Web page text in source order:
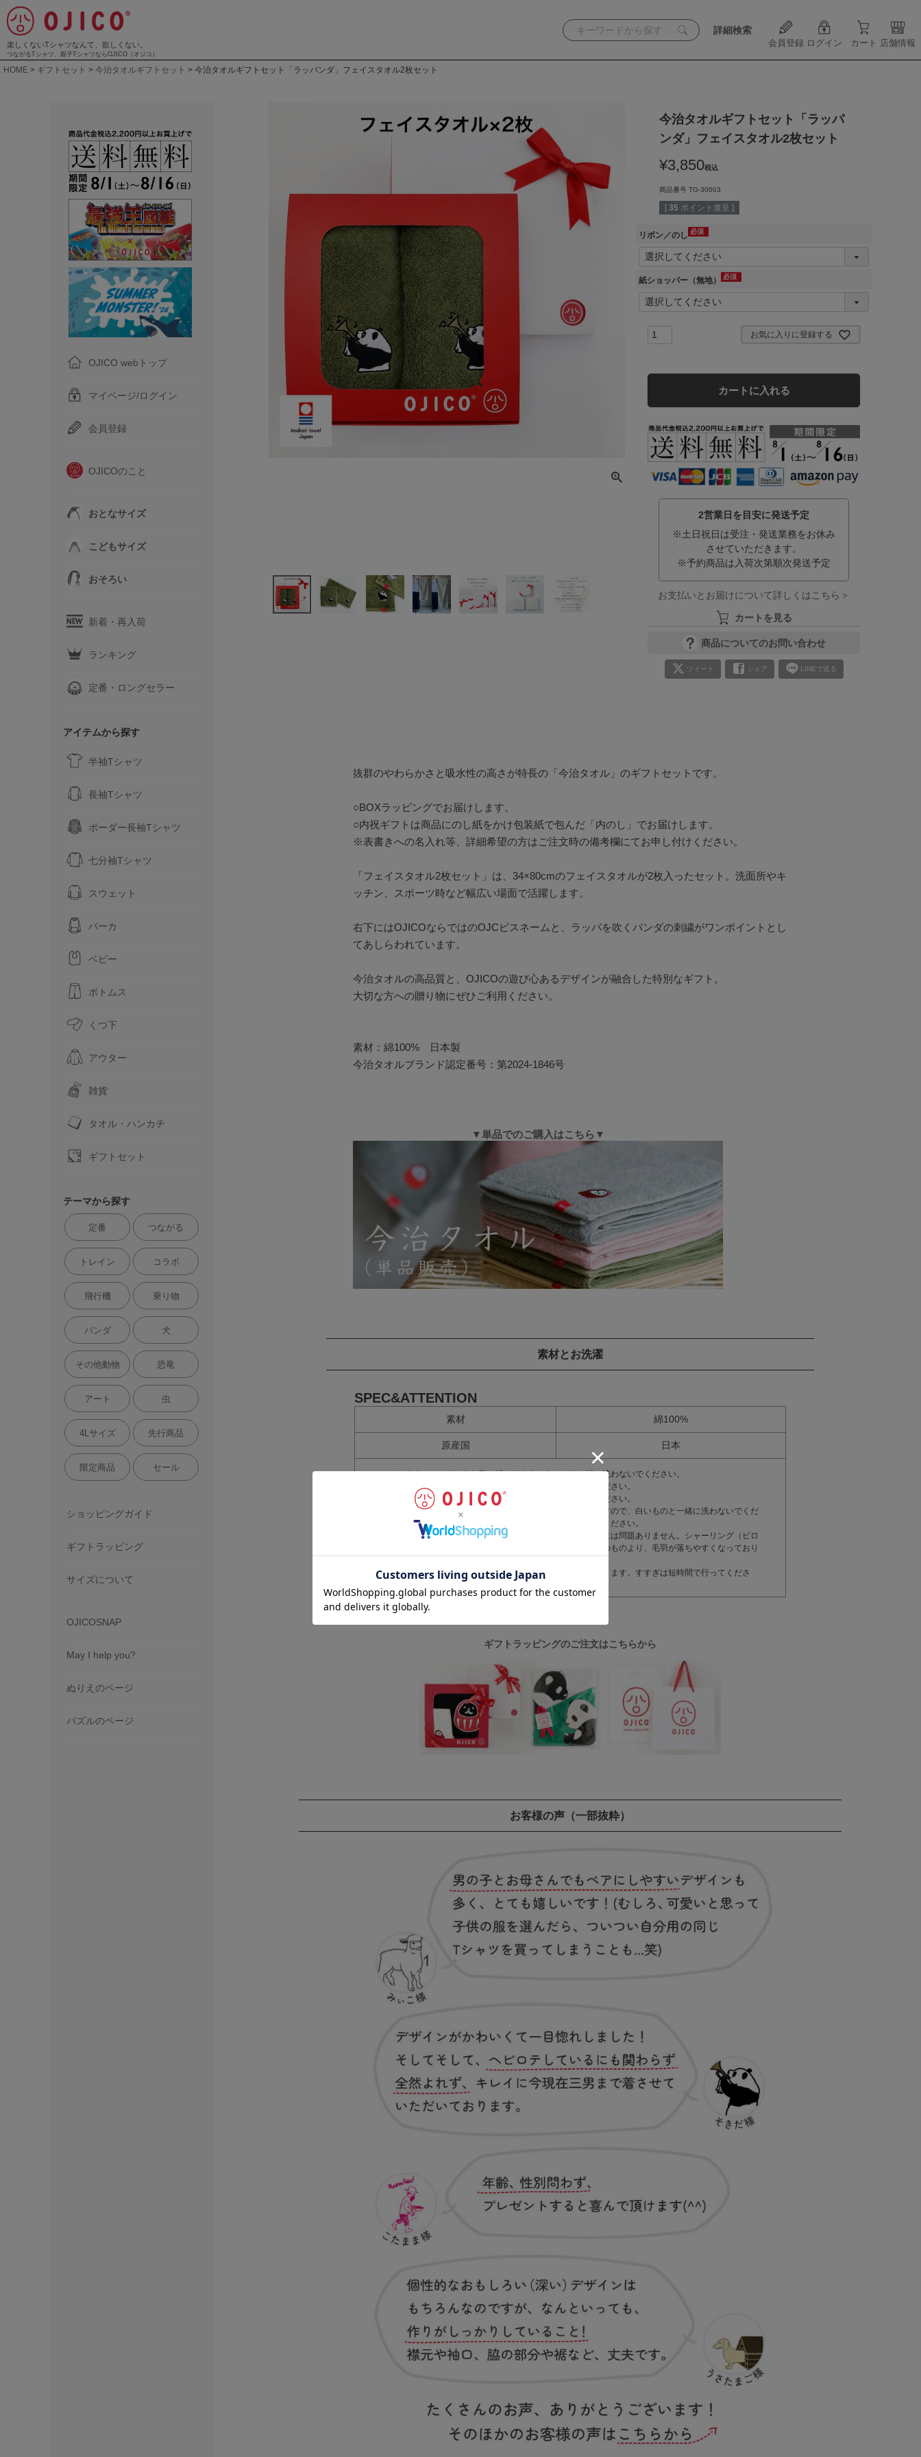
楽しくないTシャツなんて、欲しくない。
つながるTシャツ、親子TシャツならOJICO（オジコ）
詳細検索
会員登録 ログイン カート 店舗情報
HOME ギフトセット 今治タオルギフトセット 今治タオルギフトセット「ラッパンダ」フェイスタオル2枚セット
OJICO webトップ
マイページ/ログイン
会員登録
OJICOのこと
おとなサイズ
こどもサイズ
おそろい
新着・再入荷
ランキング
定番・ロングセラー
アイテムから探す
半袖Tシャツ
長袖Tシャツ
ボーダー長袖Tシャツ
七分袖Tシャツ
スウェット
パーカ
ベビー
ボトムス
くつ下
アウター
雑貨
タオル・ハンカチ
ギフトセット
テーマから探す
定番 つながる
トレイン コラボ
飛行機 乗り物
パンダ 犬
その他動物 恐竜
アート 虫
4Lサイズ 先行商品
限定商品 セール
ショッピングガイド
ギフトラッピング
サイズについて
OJICOSNAP
May I help you?
ぬりえのページ
パズルのページ
今治タオルギフトセット「ラッパ
ンダ」フェイスタオル2枚セット
¥3,850税込
商品番号 TG-30003
[ 35 ポイント進呈 ]
リボン／のし
須)
紙ショッパー（無地）
お気に入りに登録する
カートに入れる
2営業日を目安に発送予定
※土日祝日は受注・発送業務をお休み
させていただきます。
※予約商品は入荷次第順次発送予定
お支払いとお届けについて詳しくはこちら＞
カートを見る
商品についてのお問い合わせ
ツイート シェア LINEで送る
抜群のやわらかさと吸水性の高さが特長の「今治タオル」のギフトセットです。
○BOXラッピングでお届けします。
○内祝ギフトは商品にのし紙をかけ包装紙で包んだ「内のし」でお届けします。
※表書きへの名入れ等、詳細希望の方はご注文時の備考欄にてお申し付けください。
「フェイスタオル2枚セット」は、34×80cmのフェイスタオルが2枚入ったセット。洗面所やキ
ッチン、スポーツ時など幅広い場面で活躍します。
右下にはOJICOならではのOJCピスネームと、ラッパを吹くパンダの刺繍がワンポイントとし
てあしらわれています。
今治タオルの高品質と、OJICOの遊び心あるデザインが融合した特別なギフト。
大切な方への贈り物にぜひご利用ください。
素材：綿100%　日本製
今治タオルブランド認定番号：第2024-1846号
素材とお洗濯
SPEC&ATTENTION
素材 綿100%
原産国 日本
ホックやファスナーなど引っ掛かりやすいものとは一緒に洗わないでください。
パイルが引き抜けた場合は、その部分をハサミで切ってください。
初め数回のお洗濯には柔軟剤はできるだけ使用しないでください。
濃色のものやプリントされたものは、初めのうち色が出ますので、白いものと一緒に洗わないでくだ
さい。また、濡れた状態で放置せず、手早く広げて干してください。
洗濯中やご使用中に毛羽落ちすることがありますが、品質には問題ありません。シャーリング（ビロ
ード仕上げ）されたタオルや無撚糸タオルは普通のパイルのものより、毛羽が落ちやすくなっており
水道水に含まれる塩素で商品によっては変色する場合があります。すすぎは短時間で行ってくださ
ギフトラッピングのご注文はこちらから
お客様の声 （一部抜粋）